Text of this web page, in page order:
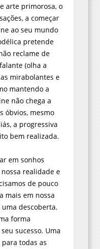
arte primorosa, o
a começar
ao seu mundo
pretende
reclame de
(olha a
mirabolantes e
mantendo a
não chega a
óbvios, mesmo
a progressiva
bem realizada.
em sonhos
realidade e
de pouco
mais em nossa
descoberta.
forma
sucesso. Uma
todas as